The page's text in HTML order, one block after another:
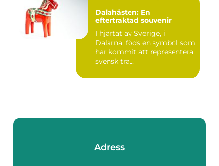
Dalahästen: En
eftertraktad souvenir
I hjärtat av Sverige, i
Dalarna, föds en symbol som
har kommit att representera
svensk tra...
Adress